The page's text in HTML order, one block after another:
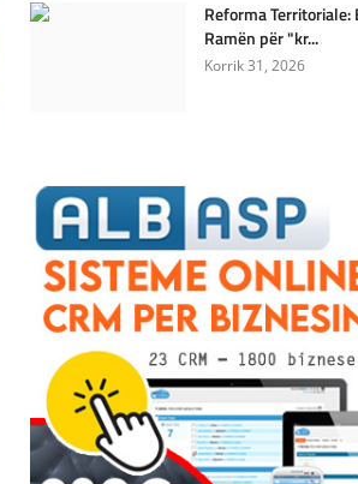
Reforma Territoriale:
Ramën për "kr...
Korrik 31, 2026